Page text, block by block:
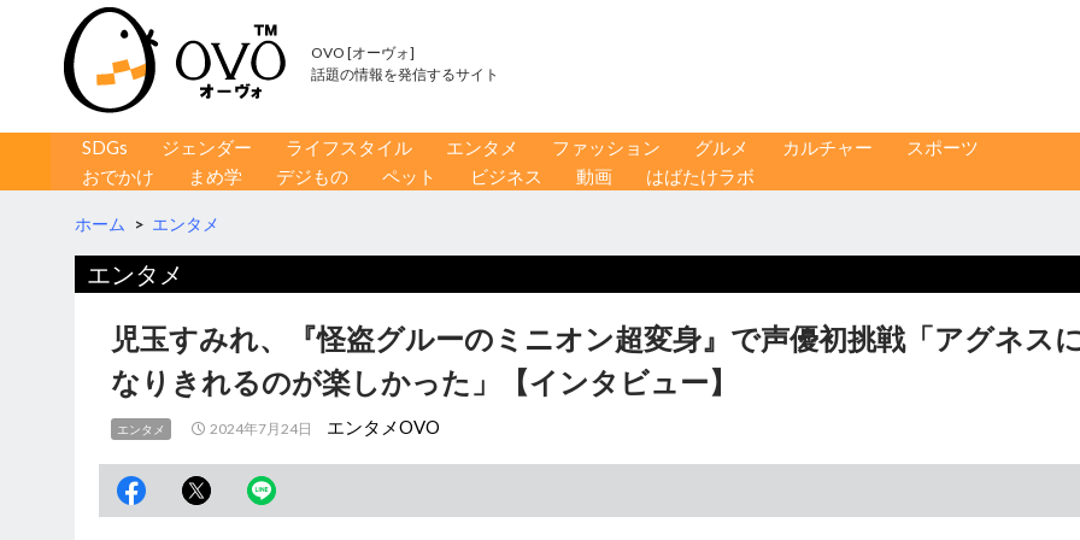
OVO [オーヴォ]
話題の情報を発信するサイト
コンテンツへ移動
SDGs ジェンダー ライフスタイル エンタメ ファッション グルメ カルチャー
スポーツ
おでかけ
まめ学 デジもの ペット ビジネス 動画 はばたけラボ
ホーム > エンタメ
エンタメ
児玉すみれ、『怪盗グルーのミニオン超変身』で声優初挑戦「アグネス
なりきれるのが楽しかった」【インタビュー】
エンタメ 2024年7月24日 エンタメOVO